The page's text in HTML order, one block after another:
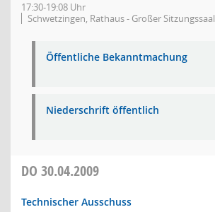
17:30-19:08 Uhr
Schwetzingen, Rathaus - Großer Sitzungssaal
Öffentliche Bekanntmachung
Niederschrift öffentlich
DO 30.04.2009
Technischer Ausschuss